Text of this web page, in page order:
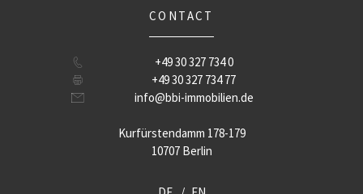
CONTACT
+49 30 327 734 0
+49 30 327 734 77
info@bbi-immobilien.de
Kurfürstendamm 178-179
10707 Berlin